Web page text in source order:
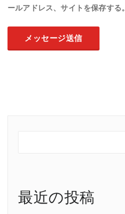
ールアドレス、サイトを保存する。
最近の投稿